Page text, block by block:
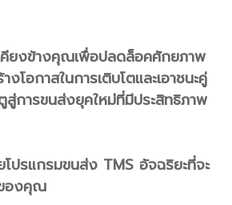
ยงข้างคุณเพื่อปลดล็อคศักยภาพ
โอกาสในการเติบโตและเอาชนะคู่
สู่การขนส่งยุคใหม่ที่มีประสิทธิภาพ
ปรแกรมขนส่ง TMS อัจฉริยะที่จะ
องคุณ